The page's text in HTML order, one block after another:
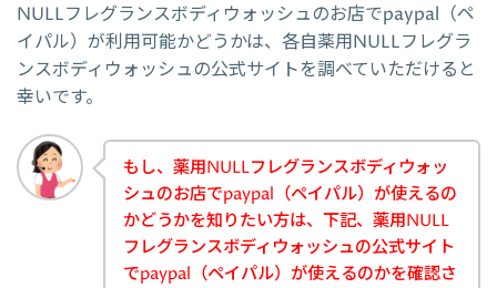
NULLフレグランスボディウォッシュのお店でpaypal（ペ
イパル）が利用可能かどうかは、各自薬用NULLフレグラ
ンスボディウォッシュの公式サイトを調べていただけると
幸いです。
もし、薬用NULLフレグランスボディウォッ
シュのお店でpaypal（ペイパル）が使えるの
かどうかを知りたい方は、下記、薬用NULL
フレグランスボディウォッシュの公式サイト
でpaypal（ペイパル）が使えるのかを確認さ